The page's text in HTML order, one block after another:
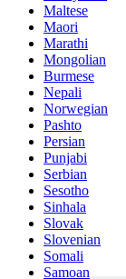
Maltese
Maori
Marathi
Mongolian
Burmese
Nepali
Norwegian
Pashto
Persian
Punjabi
Serbian
Sesotho
Sinhala
Slovak
Slovenian
Somali
Samoan